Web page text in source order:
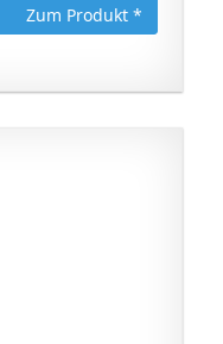
Zum Produkt *